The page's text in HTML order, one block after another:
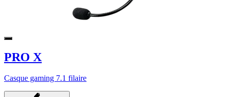
PRO X
Casque gaming 7.1 filaire